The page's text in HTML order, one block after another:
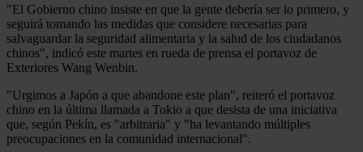
"El Gobierno chino insiste en que la gente debería ser lo primero, y
seguirá tomando las medidas que considere necesarias para
salvaguardar la seguridad alimentaria y la salud de los ciudadanos
chinos", indicó este martes en rueda de prensa el portavoz de
Exteriores Wang Wenbin.
"Urgimos a Japón a que abandone este plan", reiteró el portavoz
chino en la última llamada a Tokio a que desista de una iniciativa
que, según Pekín, es "arbitraria" y "ha levantando múltiples
preocupaciones en la comunidad internacional".